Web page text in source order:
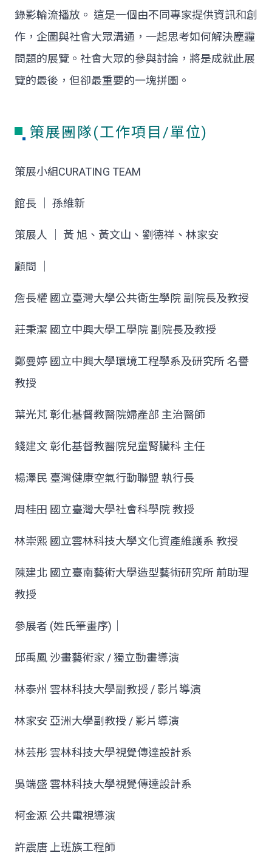
錄影輪流播放。 這是一個由不同專家提供資訊和創
作，企圖與社會大眾溝通，一起思考如何解決塵霾
問題的展覽。社會大眾的參與討論，將是成就此展
覽的最後，但卻最重要的一塊拼圖。
策展團隊(工作項目/單位)
策展小組CURATING TEAM
館長 │ 孫維新
策展人 │ 黃 旭、黃文山、劉德祥、林家安
顧問 │
詹長權 國立臺灣大學公共衛生學院 副院長及教授
莊秉潔 國立中興大學工學院 副院長及教授
鄭曼婷 國立中興大學環境工程學系及研究所 名譽
教授
葉光芃 彰化基督教醫院婦產部 主治醫師
錢建文 彰化基督教醫院兒童腎臟科 主任
楊澤民 臺灣健康空氣行動聯盟 執行長
周桂田 國立臺灣大學社會科學院 教授
林崇熙 國立雲林科技大學文化資產維護系 教授
陳建北 國立臺南藝術大學造型藝術研究所 前助理
教授
參展者 (姓氏筆畫序)│
邱禹鳳 沙畫藝術家 / 獨立動畫導演
林泰州 雲林科技大學副教授 / 影片導演
林家安 亞洲大學副教授 / 影片導演
林芸彤 雲林科技大學視覺傳達設計系
吳端盛 雲林科技大學視覺傳達設計系
柯金源 公共電視導演
許震唐 上班族工程師